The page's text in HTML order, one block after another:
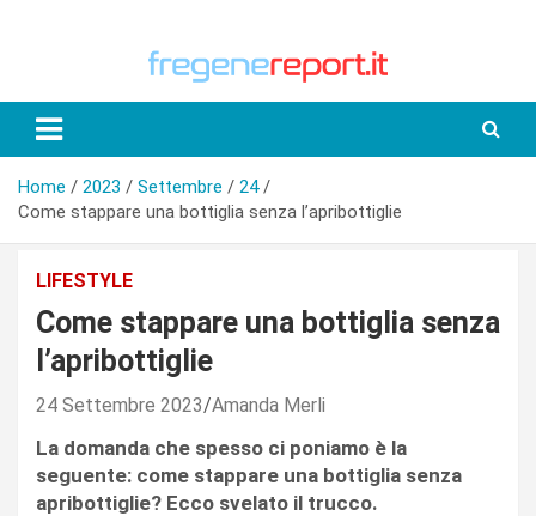
Home 2023 Settembre
24
Come stappare una bottiglia senza l’apribottiglie
LIFESTYLE
Come stappare una bottiglia senza
l’apribottiglie
24 Settembre 2023 Amanda Merli
La domanda che spesso ci poniamo è la
seguente: come stappare una bottiglia senza
apribottiglie? Ecco svelato il trucco.